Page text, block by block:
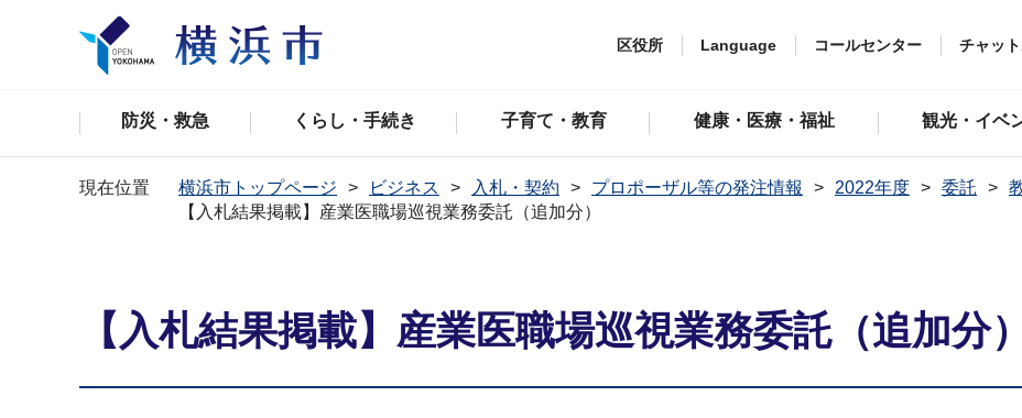
区役所 Language コールセンター チャッ
防災・救急 くらし・手続き 子育て・教育 健康・医療・福祉 観光・イベ
現在位置 横浜市トップページ ビジネス 入札・契約 プロポーザル等の発注情報 2022年度 委託
【⼊札結果掲載】産業医職場巡視業務委託（追加分）
【⼊札結果掲載】産業医職場巡視業務委託（追加分）